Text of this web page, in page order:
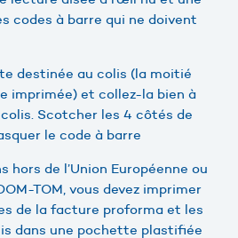
codes à barre qui ne doivent
destinée au colis (la moitié
imprimée) et collez-la bien à
Scotcher les 4 côtés de
le code à barre
hors de l’Union Européenne ou
TOM, vous devez imprimer
de la facture proforma et les
dans une pochette plastifiée